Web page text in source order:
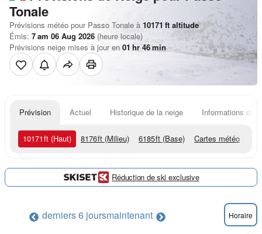
Tonale
Prévisions météo pour Passo Tonale à 10171 ft altitude
Émis: 7 am 06 Aug 2026 (heure locale)
Prévisions neige mises à jour en 01 hr 46min
Prévision Actuel Historique de la neige Informations du
10171ft (Haut) 8176ft (Milieu) 6185ft (Base) Cartes météo
Réduction de ski exclusive
derniers 6 joursmaintenant Horaire